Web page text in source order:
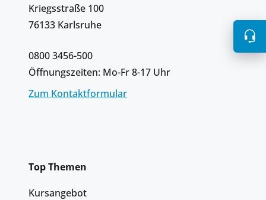
Kriegsstraße 100
76133 Karlsruhe
0800 3456-500
Öffnungszeiten: Mo-Fr 8-17 Uhr
Zum Kontaktformular
Top Themen
Kursangebot